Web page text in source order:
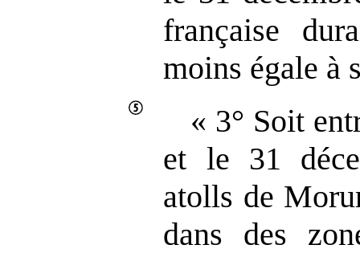
française
moins égale à
« 3° Soit
et le 31
atolls de
dans des